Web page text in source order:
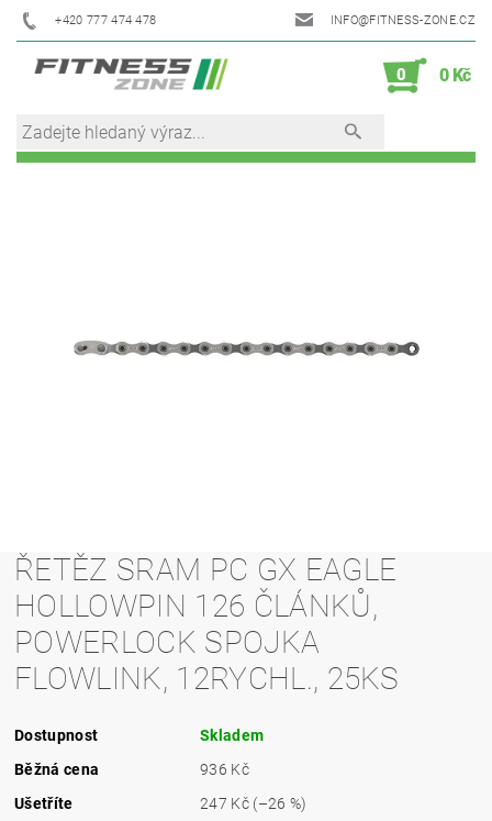
+420 777 474 478 INFO@FITNESS-ZONE.CZ
0 0 Kč
ŘETĚZ SRAM PC GX EAGLE
HOLLOWPIN 126 ČLÁNKŮ,
POWERLOCK SPOJKA
FLOWLINK, 12RYCHL., 25KS
Dostupnost
Skladem
Běžná cena
936 Kč
Ušetříte
247 Kč (–26 %)